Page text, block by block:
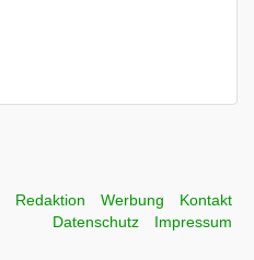
Redaktion Werbung
Kontakt
Datenschutz
Impressum